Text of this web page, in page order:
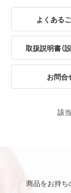
よくある
取扱説明書（
お問合
該
商品をお持ち